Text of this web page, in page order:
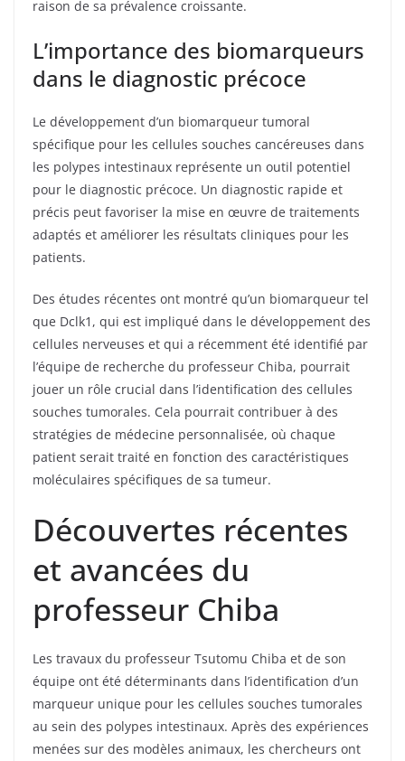
raison de sa prévalence croissante.
L’importance des biomarqueurs
dans le diagnostic précoce
Le développement d’un biomarqueur tumoral
spécifique pour les cellules souches cancéreuses dans
les polypes intestinaux représente un outil potentiel
pour le diagnostic précoce. Un diagnostic rapide et
précis peut favoriser la mise en œuvre de traitements
adaptés et améliorer les résultats cliniques pour les
patients.
Des études récentes ont montré qu’un biomarqueur tel
que Dclk1, qui est impliqué dans le développement des
cellules nerveuses et qui a récemment été identifié par
l’équipe de recherche du professeur Chiba, pourrait
jouer un rôle crucial dans l’identification des cellules
souches tumorales. Cela pourrait contribuer à des
stratégies de médecine personnalisée, où chaque
patient serait traité en fonction des caractéristiques
moléculaires spécifiques de sa tumeur.
Découvertes récentes
et avancées du
professeur Chiba
Les travaux du professeur Tsutomu Chiba et de son
équipe ont été déterminants dans l’identification d’un
marqueur unique pour les cellules souches tumorales
au sein des polypes intestinaux. Après des expériences
menées sur des modèles animaux, les chercheurs ont